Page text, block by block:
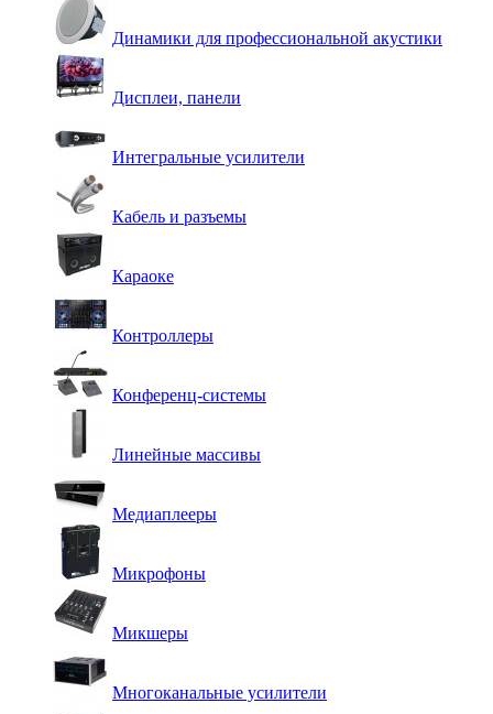
Динамики для профессиональной акустики
Дисплеи, панели
Интегральные усилители
Кабель и разъемы
Караоке
Контроллеры
Конференц-системы
Линейные массивы
Медиаплееры
Микрофоны
Микшеры
Многоканальные усилители